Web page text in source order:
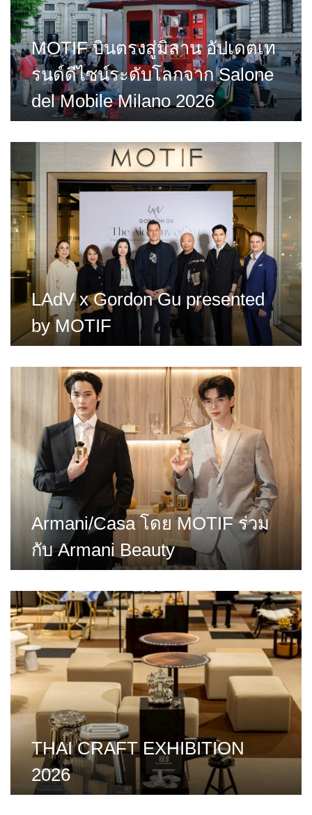
MOTIF บินตรงสู่มิลาน อัปเดตเท
รนด์ดีไซน์ระดับโลกจาก Salone
del Mobile Milano 2026
LAdV x Gordon Gu presented
by MOTIF
Armani/Casa โดย MOTIF ร่วม
กับ Armani Beauty
THAI CRAFT EXHIBITION
2026